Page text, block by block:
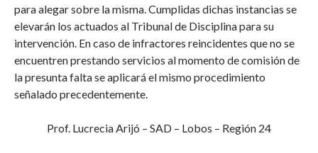
para alegar sobre la misma. Cumplidas dichas instancias se
elevarán los actuados al Tribunal de Disciplina para su
intervención. En caso de infractores reincidentes que no se
encuentren prestando servicios al momento de comisión de
la presunta falta se aplicará el mismo procedimiento
señalado precedentemente.
Prof. Lucrecia Arijó – SAD – Lobos – Región 24